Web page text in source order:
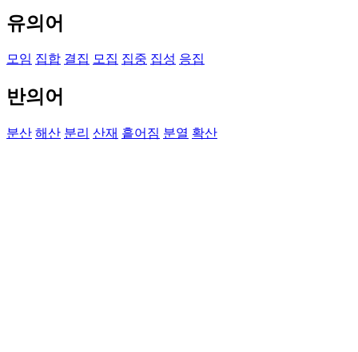
유의어
모임 집합 결집 모집 집중 집성 응집
반의어
분산 해산 분리 산재 흩어짐 분열 확산